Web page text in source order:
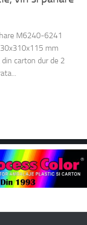
M6240-6241
mm
carton dur de 2